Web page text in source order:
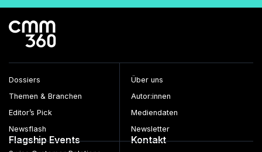
Dossiers
Themen & Branchen
Editor’s Pick
Newsflash
Über uns
Autor:innen
Mediendaten
Newsletter
Flagship Events Kontakt